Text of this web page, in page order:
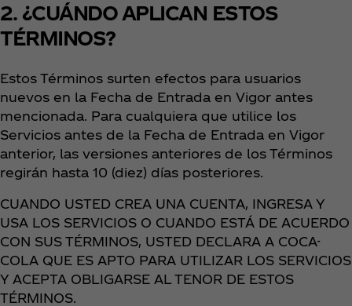
2. ¿CUÁNDO APLICAN ESTOS
TÉRMINOS?
Estos Términos surten efectos para usuarios
nuevos en la Fecha de Entrada en Vigor antes
mencionada. Para cualquiera que utilice los
Servicios antes de la Fecha de Entrada en Vigor
anterior, las versiones anteriores de los Términos
regirán hasta 10 (diez) días posteriores.
CUANDO USTED CREA UNA CUENTA, INGRESA Y
USA LOS SERVICIOS O CUANDO ESTÁ DE ACUERDO
CON SUS TÉRMINOS, USTED DECLARA A COCA-
COLA QUE ES APTO PARA UTILIZAR LOS SERVICIOS
Y ACEPTA OBLIGARSE AL TENOR DE ESTOS
TÉRMINOS.